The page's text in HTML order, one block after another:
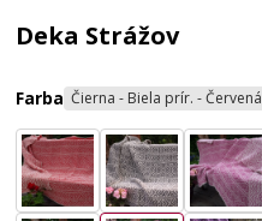
Deka Strážov
Farba Čierna - Biela prír. - Červená